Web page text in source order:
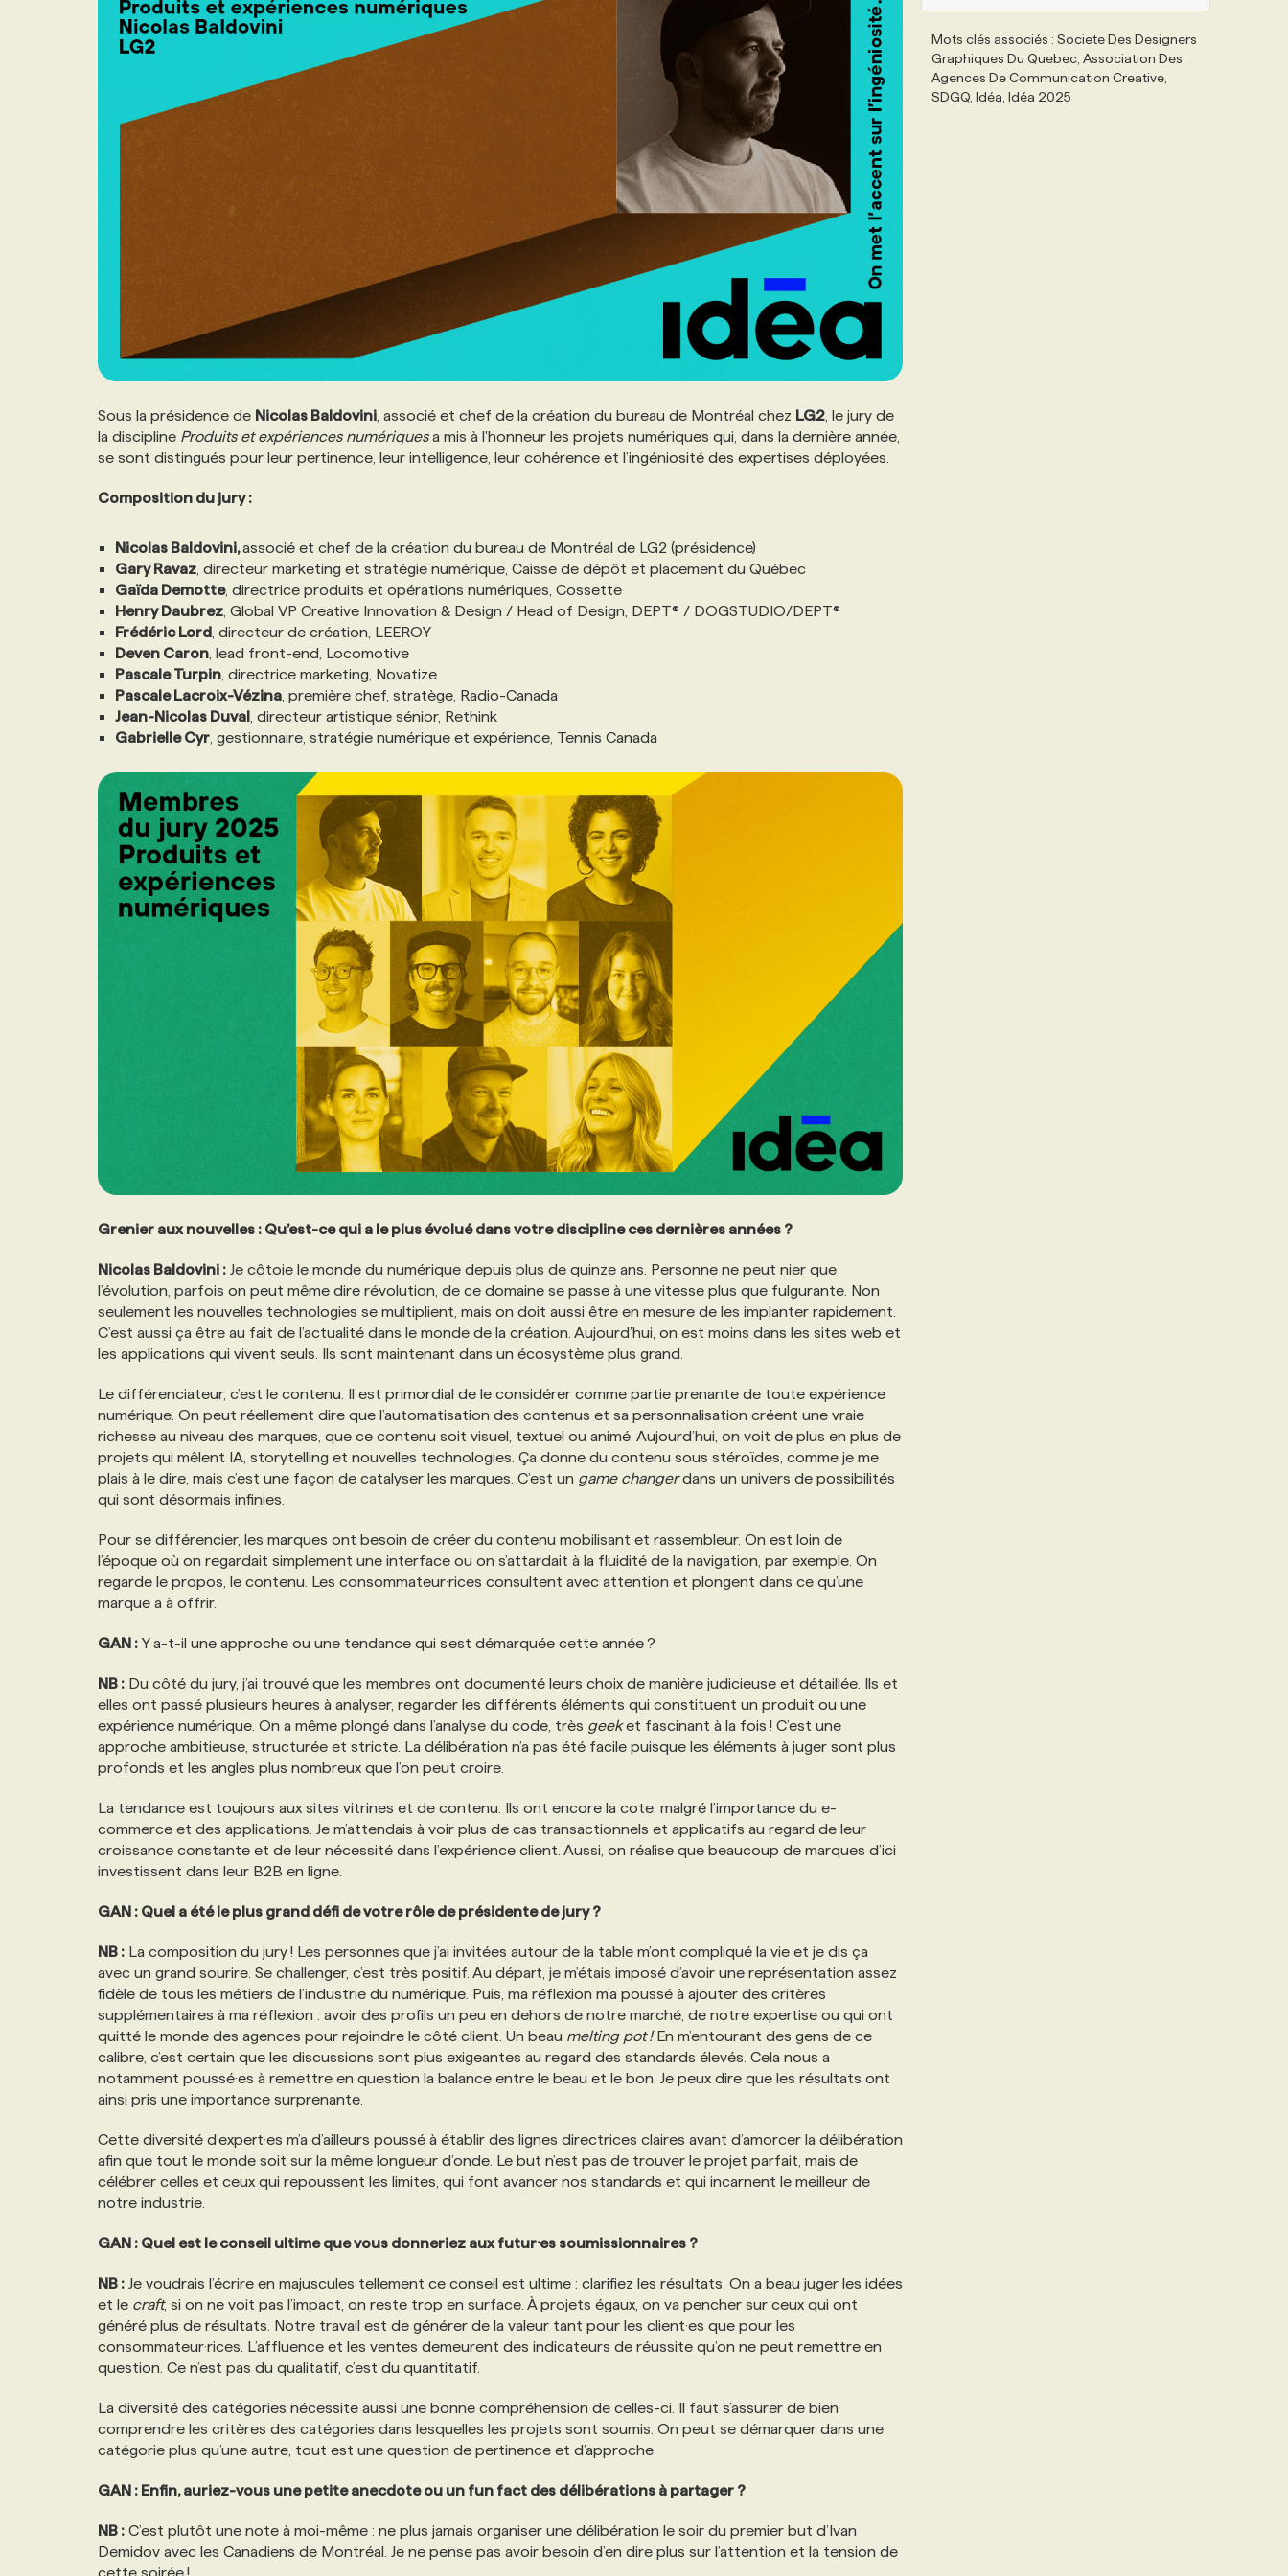
NOS TARIFS
PROGRAMMES DE SUBVENTIONS
ANNONCEZ AVEC NOUS
ANNONCEZ AVEC NOUS
Sous la présidence de Nicolas Baldovini , associé et chef de la création du bureau de Montréal chez LG2 , le jury de
la discipline Produits et expériences numériquesa mis à l'honneur les projets numériques qui, dans la dernière année,
se sont distingués pour leur pertinence, leur intelligence, leur cohérence et l’ingéniosité des expertises déployées.
Composition du jury :
Nicolas Baldovini,associé et chef de la création du bureau de Montréal de LG2 (présidence)
Gary Ravaz , directeur marketing et stratégie numérique, Caisse de dépôt et placement du Québec
Gaïda Demotte, directrice produits et opérations numériques, Cossette
Henry Daubrez , Global VP Creative Innovation & Design / Head of Design, DEPT® / DOGSTUDIO/DEPT®
Frédéric Lord , directeur de création, LEEROY
Deven Caron , lead front-end, Locomotive
Pascale Turpin , directrice marketing, Novatize
Pascale Lacroix-Vézina , première chef, stratège, Radio-Canada
Jean-Nicolas Duval , directeur artistique sénior, Rethink
Gabrielle Cyr , gestionnaire, stratégie numérique et expérience, Tennis Canada
Grenier aux nouvelles : Qu’est-ce qui a le plus évolué dans votre discipline ces dernières années ?
Nicolas Baldovini : Je côtoie le monde du numérique depuis plus de quinze ans. Personne ne peut nier que
l’évolution, parfois on peut même dire révolution, de ce domaine se passe à une vitesse plus que fulgurante. Non
seulement les nouvelles technologies se multiplient, mais on doit aussi être en mesure de les implanter rapidement.
C’est aussi ça être au fait de l’actualité dans le monde de la création. Aujourd’hui, on est moins dans les sites web et
les applications qui vivent seuls. Ils sont maintenant dans un écosystème plus grand.
Le différenciateur, c’est le contenu. Il est primordial de le considérer comme partie prenante de toute expérience
numérique. On peut réellement dire que l’automatisation des contenus et sa personnalisation créent une vraie
richesse au niveau des marques, que ce contenu soit visuel, textuel ou animé. Aujourd’hui, on voit de plus en plus de
projets qui mêlent IA, storytelling et nouvelles technologies. Ça donne du contenu sous stéroïdes, comme je me
plais à le dire, mais c’est une façon de catalyser les marques. C’est un game changerdans un univers de possibilités
qui sont désormais infinies.
Pour se différencier, les marques ont besoin de créer du contenu mobilisant et rassembleur. On est loin de
l’époque où on regardait simplement une interface ou on s’attardait à la fluidité de la navigation, par exemple. On
regarde le propos, le contenu. Les consommateur·rices consultent avec attention et plongent dans ce qu’une
marque a à offrir.
GAN : Y a-t-il une approche ou une tendance qui s’est démarquée cette année ?
NB : Du côté du jury, j’ai trouvé que les membres ont documenté leurs choix de manière judicieuse et détaillée. Ils et
elles ont passé plusieurs heures à analyser, regarder les différents éléments qui constituent un produit ou une
expérience numérique. On a même plongé dans l’analyse du code, très geeket fascinant à la fois ! C’est une
approche ambitieuse, structurée et stricte. La délibération n’a pas été facile puisque les éléments à juger sont plus
profonds et les angles plus nombreux que l’on peut croire.
La tendance est toujours aux sites vitrines et de contenu. Ils ont encore la cote, malgré l’importance du e-
commerce et des applications. Je m’attendais à voir plus de cas transactionnels et applicatifs au regard de leur
croissance constante et de leur nécessité dans l’expérience client. Aussi, on réalise que beaucoup de marques d’ici
investissent dans leur B2B en ligne.
GAN : Quel a été le plus grand défi de votre rôle de présidente de jury ?
NB : La composition du jury ! Les personnes que j’ai invitées autour de la table m’ont compliqué la vie et je dis ça
avec un grand sourire. Se challenger, c’est très positif. Au départ, je m’étais imposé d’avoir une représentation assez
fidèle de tous les métiers de l’industrie du numérique. Puis, ma réflexion m’a poussé à ajouter des critères
supplémentaires à ma réflexion : avoir des profils un peu en dehors de notre marché, de notre expertise ou qui ont
quitté le monde des agences pour rejoindre le côté client. Un beau melting pot !En m’entourant des gens de ce
calibre, c’est certain que les discussions sont plus exigeantes au regard des standards élevés. Cela nous a
notamment poussé·es à remettre en question la balance entre le beau et le bon. Je peux dire que les résultats ont
ainsi pris une importance surprenante.
Cette diversité d’expert·es m’a d’ailleurs poussé à établir des lignes directrices claires avant d’amorcer la délibération
afin que tout le monde soit sur la même longueur d’onde. Le but n’est pas de trouver le projet parfait, mais de
célébrer celles et ceux qui repoussent les limites, qui font avancer nos standards et qui incarnent le meilleur de
notre industrie.
GAN : Quel est le conseil ultime que vous donneriez aux futur·es soumissionnaires ?
NB : Je voudrais l’écrire en majuscules tellement ce conseil est ultime : clarifiez les résultats. On a beau juger les idées
et le craft, si on ne voit pas l’impact, on reste trop en surface. À projets égaux, on va pencher sur ceux qui ont
généré plus de résultats. Notre travail est de générer de la valeur tant pour les client·es que pour les
consommateur·rices. L’affluence et les ventes demeurent des indicateurs de réussite qu’on ne peut remettre en
question. Ce n’est pas du qualitatif, c’est du quantitatif.
La diversité des catégories nécessite aussi une bonne compréhension de celles-ci. Il faut s’assurer de bien
comprendre les critères des catégories dans lesquelles les projets sont soumis. On peut se démarquer dans une
catégorie plus qu’une autre, tout est une question de pertinence et d’approche.
GAN : Enfin, auriez-vous une petite anecdote ou un fun fact des délibérations à partager ?
NB : C’est plutôt une note à moi-même : ne plus jamais organiser une délibération le soir du premier but d’Ivan
Demidov avec les Canadiens de Montréal. Je ne pense pas avoir besoin d’en dire plus sur l’attention et la tension de
cette soirée !
Mots clés associés : Societe Des Designers
Graphiques Du Quebec, Association Des
Agences De Communication Creative,
SDGQ, Idéa, Idéa 2025